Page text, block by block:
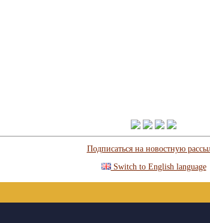
Подписаться на новостную
Switch to English language